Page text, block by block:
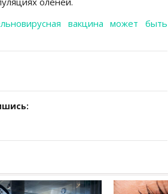
вакцина может быть